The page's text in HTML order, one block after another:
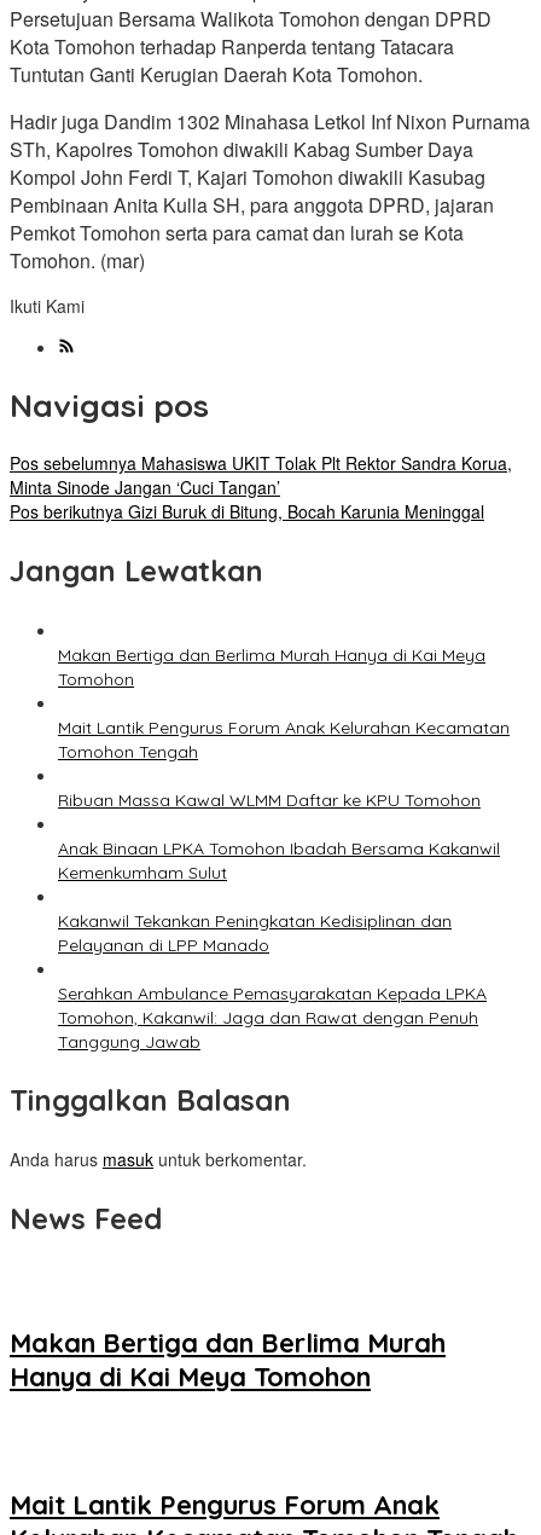
Persetujuan Bersama Walikota Tomohon dengan DPRD
Kota Tomohon terhadap Ranperda tentang Tatacara
Tuntutan Ganti Kerugian Daerah Kota Tomohon.
Hadir juga Dandim 1302 Minahasa Letkol Inf Nixon Purnama
STh, Kapolres Tomohon diwakili Kabag Sumber Daya
Kompol John Ferdi T, Kajari Tomohon diwakili Kasubag
Pembinaan Anita Kulla SH, para anggota DPRD, jajaran
Pemkot Tomohon serta para camat dan lurah se Kota
Tomohon. (mar)
Ikuti Kami
Navigasi pos
Pos sebelumnya Mahasiswa UKIT Tolak Plt Rektor Sandra Korua,
Minta Sinode Jangan ‘Cuci Tangan’
Pos berikutnya Gizi Buruk di Bitung, Bocah Karunia Meninggal
Jangan Lewatkan
Makan Bertiga dan Berlima Murah Hanya di Kai Meya
Tomohon
Mait Lantik Pengurus Forum Anak Kelurahan Kecamatan
Tomohon Tengah
Ribuan Massa Kawal WLMM Daftar ke KPU Tomohon
Anak Binaan LPKA Tomohon Ibadah Bersama Kakanwil
Kemenkumham Sulut
Kakanwil Tekankan Peningkatan Kedisiplinan dan
Pelayanan di LPP Manado
Serahkan Ambulance Pemasyarakatan Kepada LPKA
Tomohon, Kakanwil: Jaga dan Rawat dengan Penuh
Tanggung Jawab
Tinggalkan Balasan
Anda harus masuk untuk berkomentar.
News Feed
Makan Bertiga dan Berlima Murah
Hanya di Kai Meya Tomohon
Mait Lantik Pengurus Forum Anak